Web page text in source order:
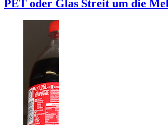
PET oder Glas Streit um die